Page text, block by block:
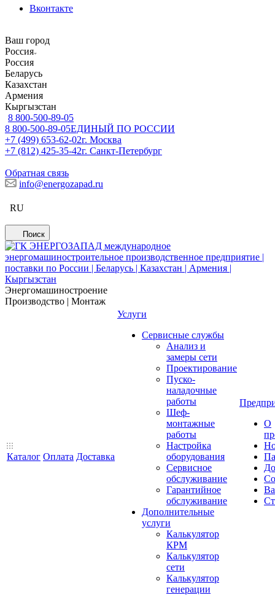
Вконтакте
Ваш город
Россия
Россия
Беларусь
Казахстан
Армения
Кыргызстан
8 800-500-89-05
8 800-500-89-05ЕДИНЫЙ ПО РОССИИ
+7 (499) 653-62-02г. Москва
+7 (812) 425-35-42г. Санкт-Петербург
Обратная связь
info@energozapad.ru
RU
Поиск
Энергомашиностроение
Производство | Монтаж
Каталог Оплата Доставка
Услуги
Сервисные службы
Анализ и
замеры сети
Проектирование
Пуско-
наладочные
работы
Шеф-
монтажные
работы
Настройка
оборудования
Сервисное
обслуживание
Гарантийное
обслуживание
Дополнительные
услуги
Калькулятор
КРМ
Калькулятор
сети
Калькулятор
генерации
О